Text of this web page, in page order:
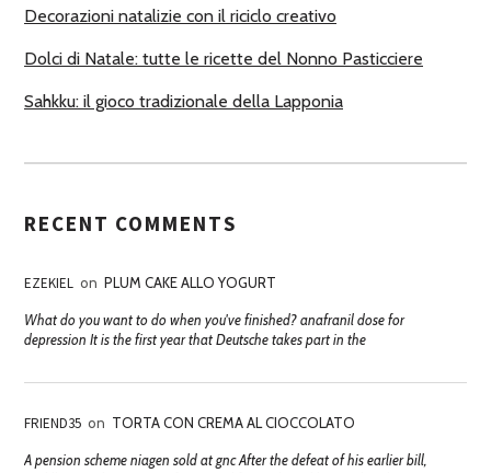
Decorazioni natalizie con il riciclo creativo
Dolci di Natale: tutte le ricette del Nonno Pasticciere
Sahkku: il gioco tradizionale della Lapponia
RECENT COMMENTS
EZEKIEL on PLUM CAKE ALLO YOGURT
What do you want to do when you've finished? anafranil dose for
depression It is the first year that Deutsche takes part in the
FRIEND35 on TORTA CON CREMA AL CIOCCOLATO
A pension scheme niagen sold at gnc After the defeat of his earlier bill,